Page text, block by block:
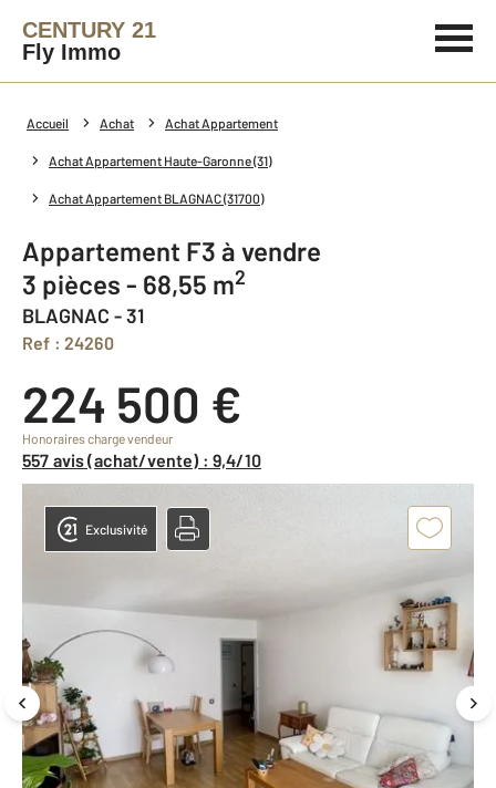
CENTURY 21
Fly Immo
Accueil Achat Achat Appartement
Achat Appartement Haute-Garonne (31)
Achat Appartement BLAGNAC (31700)
Appartement F3 à vendre
3 pièces - 68,55 m2
BLAGNAC - 31
Ref : 24260
224 500 €
Honoraires charge vendeur
557 avis (achat/vente) : 9,4/10
Exclusivité